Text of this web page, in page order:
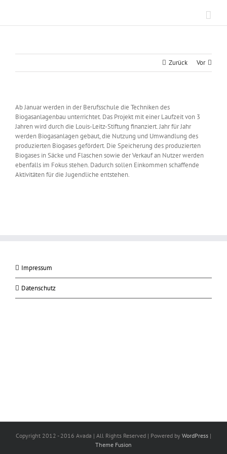
springen
Zurück Vor
Ab Januar werden in der Berufsschule die Techniken des
Biogasanlagenbau unterrichtet. Das Projekt mit einer Laufzeit von 3
Jahren wird durch die Louis-Leitz-Stiftung finanziert. Jahr für Jahr
werden Biogasanlagen gebaut, die Nutzung und Umwandlung des
produzierten Biogases gefördert. Die Speicherung des produzierten
Biogases in Säcke und Flaschen sowie der Verkauf an Nutzer werden
ebenfalls im Fokus stehen. Dadurch sollen Einkommen schaffende
Aktivitäten für die Jugendliche entstehen.
Impressum
Datenschutz
Copyright 2012 - 2016 Avada | All Rights Reserved | Powered by WordPress |
Theme Fusion